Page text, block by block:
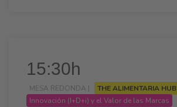
15:30h
MESA REDONDA |
THE ALIMENTARIA HUB
Innovación (I+D+i) y el Valor de las Marcas